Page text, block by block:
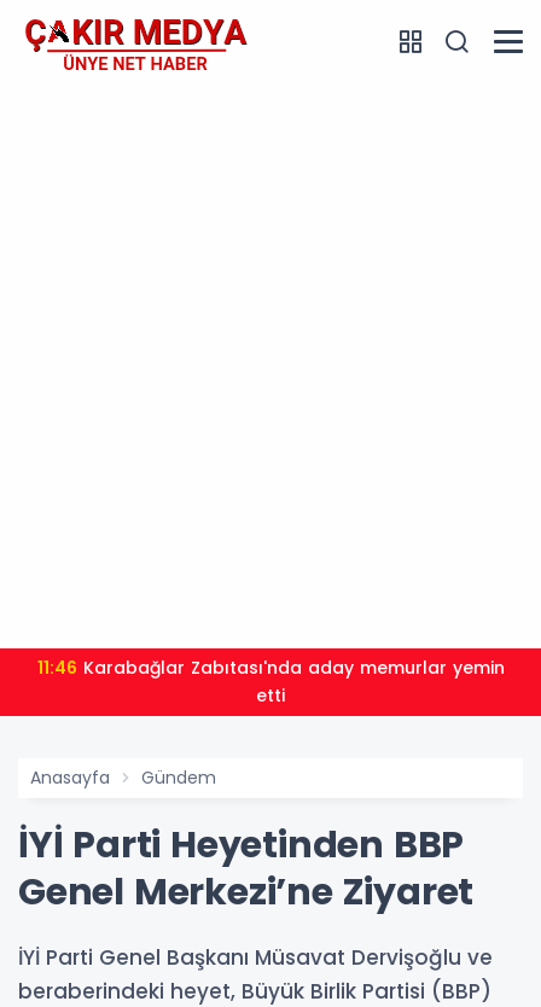
11:46
etti
Anasayfa Gündem
İYİ Parti Heyetinden BBP
Genel Merkezi’ne Ziyaret
İYİ Parti Genel Başkanı Müsavat Dervişoğlu ve
beraberindeki heyet, Büyük Birlik Partisi (BBP)